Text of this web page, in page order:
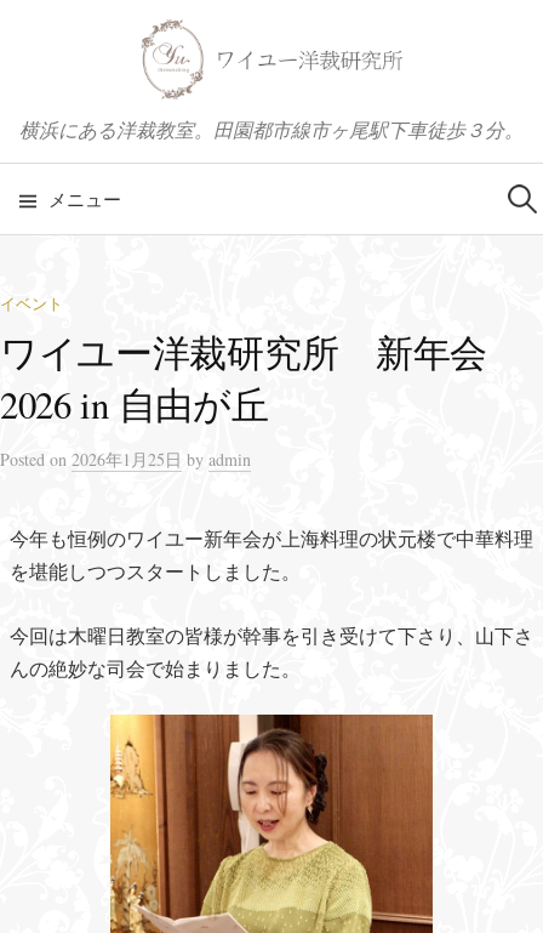
プ
横浜にある洋裁教室。田園都市線市ヶ尾駅下車徒歩３分。
メニュー 検
イベント
ワイユー洋裁研究所 新年会
2026 in 自由が丘
Posted on 2026年1月25日 by admin
今年も恒例のワイユー新年会が上海料理の状元楼で中華料理
を堪能しつつスタートしました。
今回は木曜日教室の皆様が幹事を引き受けて下さり、山下さ
んの絶妙な司会で始まりました。